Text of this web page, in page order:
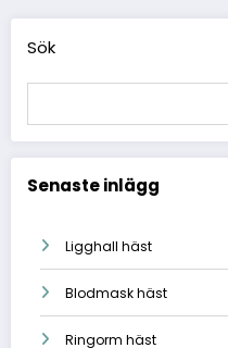
Sök
Senaste inlägg
Ligghall häst
Blodmask häst
Ringorm häst